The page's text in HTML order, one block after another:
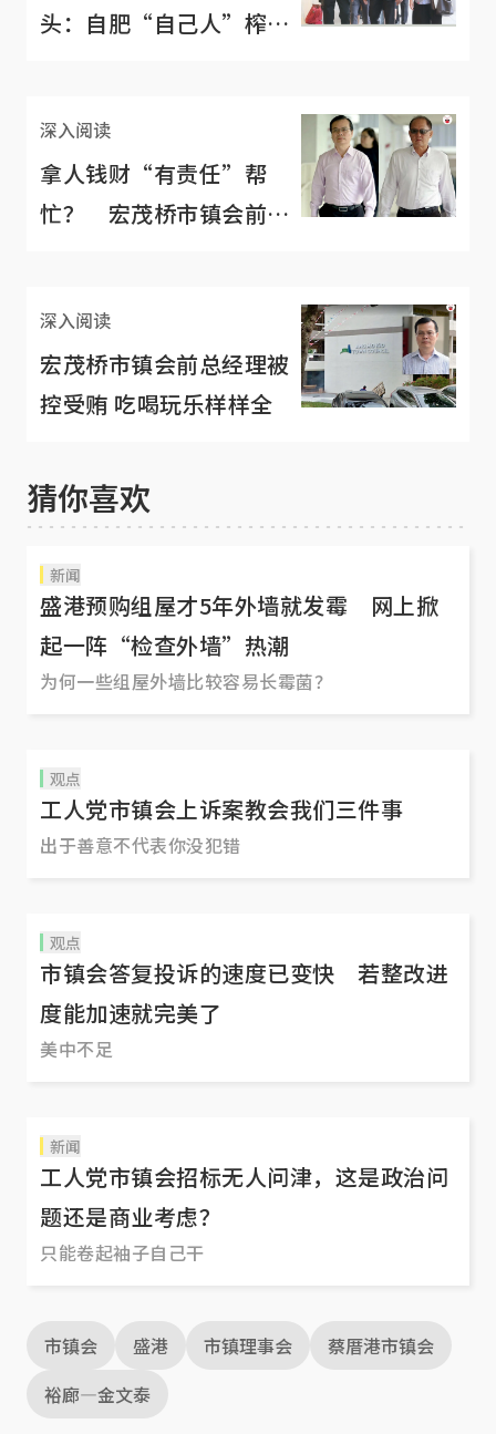
头：自肥“自己人”榨取
深入阅读
拿人钱财“有责任”帮
忙？ 宏茂桥市镇会前总
深入阅读
宏茂桥市镇会前总经理被
控受贿 吃喝玩乐样样全
猜你喜欢
新闻
盛港预购组屋才5年外墙就发霉 网上掀
起一阵“检查外墙”热潮
为何一些组屋外墙比较容易长霉菌？
观点
工人党市镇会上诉案教会我们三件事
出于善意不代表你没犯错
观点
市镇会答复投诉的速度已变快 若整改进
度能加速就完美了
美中不足
新闻
工人党市镇会招标无人问津，这是政治问
题还是商业考虑？
只能卷起袖子自己干
市镇会 盛港 市镇理事会
蔡厝港市镇会
裕廊—金文泰